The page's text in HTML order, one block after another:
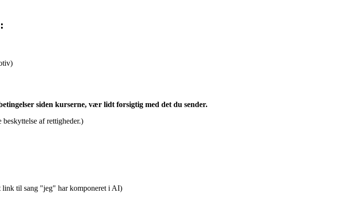
siden kurserne, vær lidt forsigtig med det du sender.
af rettigheder.)
link til sang "jeg" har komponeret i AI)